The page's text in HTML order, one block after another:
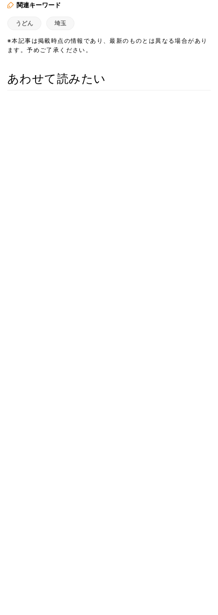
関連キーワード
うどん 埼玉
※本記事は掲載時点の情報であり、最新のものとは異なる場合があり
ます。予めご了承ください。
あわせて読みたい